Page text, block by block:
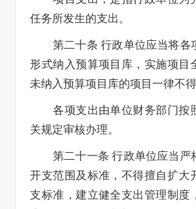
任务所发生的支出。
第二十条 行政单位应当将各
形式纳入预算项目库，实施项目
未纳入预算项目库的项目一律不
各项支出由单位财务部门按
关规定审核办理。
第二十一条 行政单位应当严
开支范围及标准，不得擅自扩大
支标准，建立健全支出管理制度